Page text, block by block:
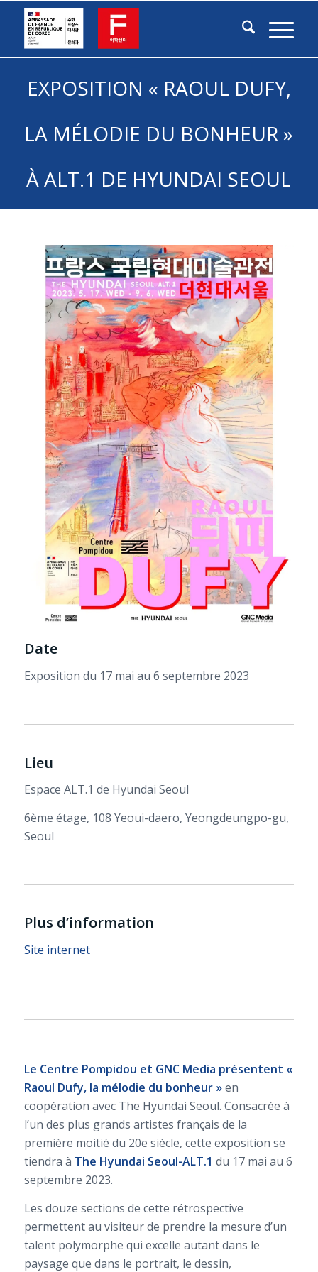
EXPOSITION « RAOUL DUFY,
LA MÉLODIE DU BONHEUR »
À ALT.1 DE HYUNDAI SEOUL
Date
Exposition du 17 mai au 6 septembre 2023
Lieu
Espace ALT.1 de Hyundai Seoul
6ème étage, 108 Yeoui-daero, Yeongdeungpo-gu,
Seoul
Plus d’information
Site internet
Le Centre Pompidou et GNC Media présentent «
Raoul Dufy, la mélodie du bonheur »en
coopération avec The Hyundai Seoul. Consacrée à
l’un des plus grands artistes français de la
première moitié du 20e siècle, cette exposition se
tiendra à The Hyundai Seoul-ALT.1 du 17 mai au 6
septembre 2023.
Les douze sections de cette rétrospective
permettent au visiteur de prendre la mesure d’un
talent polymorphe qui excelle autant dans le
paysage que dans le portrait, le dessin,